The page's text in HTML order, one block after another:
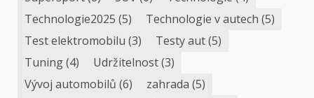
Technologie2025 (5) Technologie v autech (5)
Test elektromobilu (3) Testy aut(5)
Tuning(4) Udržitelnost(3)
Vývoj automobilů (6) zahrada (5)